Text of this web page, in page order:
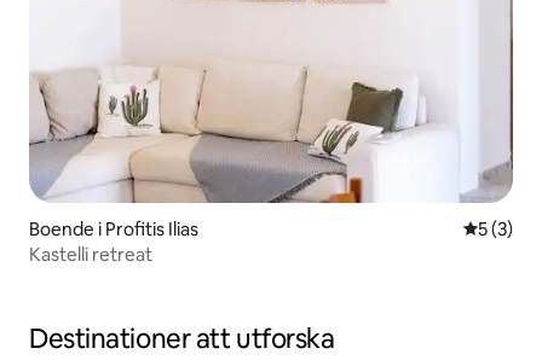
Boende i Profitis Ilias 5 av 5 i
5 (3)
Kastelli retreat
Destinationer att utforska